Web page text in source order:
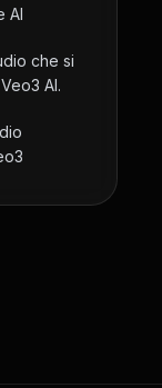
AI
che si
AI.